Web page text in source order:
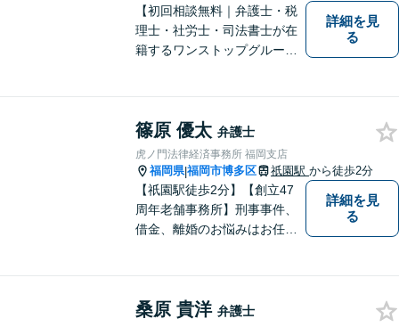
【初回相談無料｜弁護士・税
理士・社労士・司法書士が在
籍するワンストップグルー
等複数士業の知識が必要な案
件を一括して対応。九州トッ
プクラスの豊富な実績。
詳細を見
る
篠原 優太 弁護士
虎ノ門法律経済事務所 福岡支店
福岡県|福岡市博多区 祇園駅 から徒歩2分
【祇園駅徒歩2分】【創立47
周年老舗事務所】刑事事件、
借金、離婚のお悩みはお任せ
熱を持って、難しい案件も諦
詳細を見
る
桑原 貴洋 弁護士